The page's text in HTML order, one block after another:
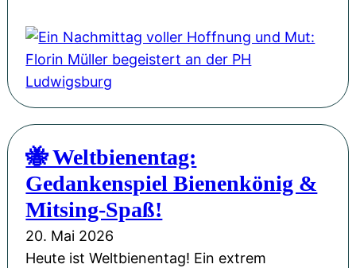
r
e
W
b
i
t
e
i
m
n
N
a
m
i
t
t
🐝 Weltbienentag:
Gedankenspiel Bienenkönig &
Mitsing-Spaß!
20. Mai 2026
Heute ist Weltbienentag! Ein extrem